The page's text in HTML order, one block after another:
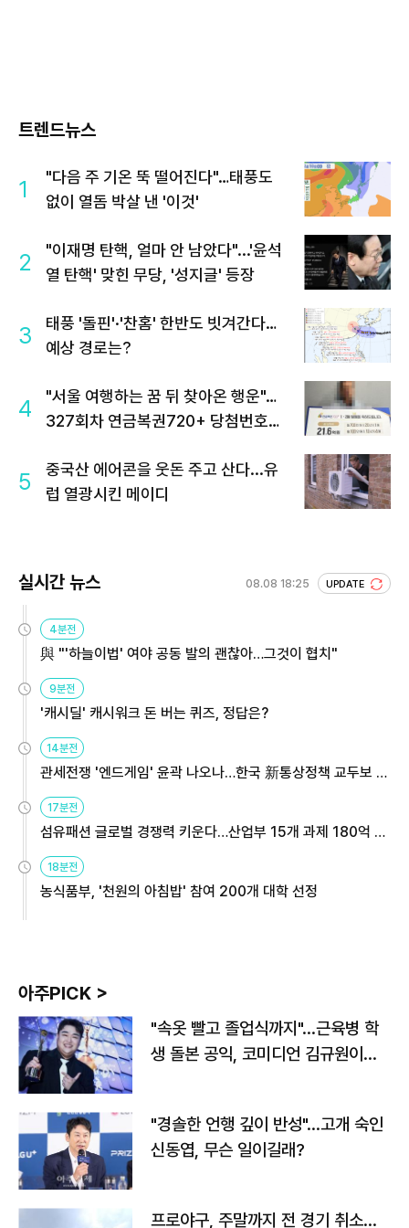
트렌드뉴스
1
"다음 주 기온 뚝 떨어진다"…태풍도
없이 열돔 박살 낸 '이것'
2
"이재명 탄핵, 얼마 안 남았다"...'윤석
열 탄핵' 맞힌 무당, '성지글' 등장
3
태풍 '돌핀'·'찬홈' 한반도 빗겨간다…
예상 경로는?
4
"서울 여행하는 꿈 뒤 찾아온 행운"…
327회차 연금복권720+ 당첨번호조
5
중국산 에어콘을 웃돈 주고 산다...유
럽 열광시킨 메이디
실시간 뉴스 08.08 18:25 UPDATE
4분전
與 "'하늘이법' 여야 공동 발의 괜찮아…그것이 협치"
9분전
'캐시딜' 캐시워크 돈 버는 퀴즈, 정답은?
14분전
관세전쟁 '엔드게임' 윤곽 나오나…한국 新통상정책 교두보 활
용해야
17분전
섬유패션 글로벌 경쟁력 키운다…산업부 15개 과제 180억 지
원
18분전
농식품부, '천원의 아침밥' 참여 200개 대학 선정
아주PICK >
"속옷 빨고 졸업식까지"…근육병 학
생 돌본 공익, 코미디언 김규원이었
"경솔한 언행 깊이 반성"…고개 숙인
신동엽, 무슨 일이길래?
프로야구, 주말까지 전 경기 취소…